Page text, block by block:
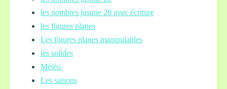
les nombres jusque 20 avec écriture
les figures planes
Les figures planes manipulables
les solides
Météo
Les saisons